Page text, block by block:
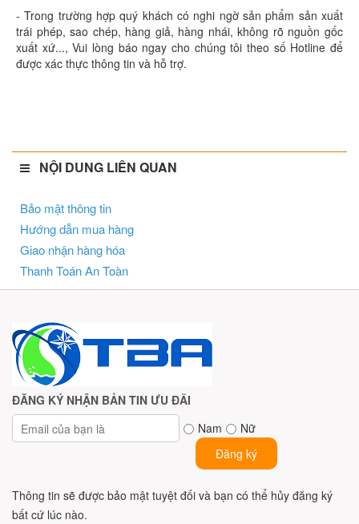
- Trong trường hợp quý khách có nghi ngờ sản phẩm sản xuất
trái phép, sao chép, hàng giả, hàng nhái, không rõ nguồn gốc
xuất xứ..., Vui lòng báo ngay cho chúng tôi theo số Hotline để
được xác thực thông tin và hỗ trợ.
NỘI DUNG LIÊN QUAN
Bảo mật thông tin
Hướng dẫn mua hàng
Giao nhận hàng hóa
Thanh Toán An Toàn
ĐĂNG KÝ NHẬN BẢN TIN ƯU ĐÃI
Nam
Nữ
Đăng ký
Thông tin sẽ được bảo mật tuyệt đối và bạn có thể hủy đăng ký
bất cứ lúc nào.